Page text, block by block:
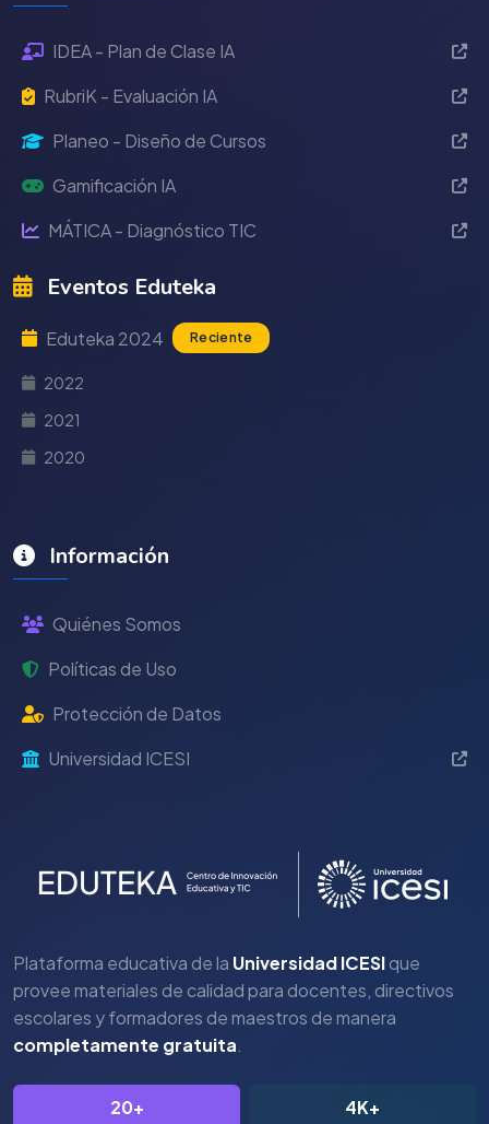
IDEA - Plan de Clase IA
RubriK - Evaluación IA
Planeo - Diseño de Cursos
Gamificación IA
MÁTICA - Diagnóstico TIC
Eventos Eduteka
Eduteka 2024 Reciente
2022
2021
2020
Información
Quiénes Somos
Políticas de Uso
Protección de Datos
Universidad ICESI
Plataforma educativa de la Universidad ICESIque
provee materiales de calidad para docentes, directivos
escolares y formadores de maestros de manera
completamente gratuita.
20+ 4K+